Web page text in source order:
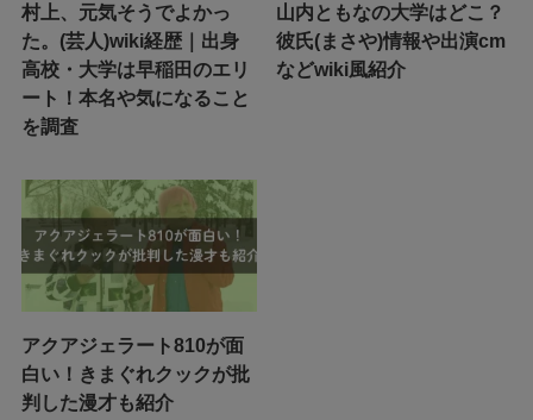
村上、元気そうでよかっ
た。(芸人)wiki経歴｜出身
高校・大学は早稲田のエリ
ート！本名や気になること
を調査
山内ともなの大学はどこ？
彼氏(まさや)情報や出演cm
などwiki風紹介
アクアジェラート810が面
白い！きまぐれクックが批
判した漫才も紹介